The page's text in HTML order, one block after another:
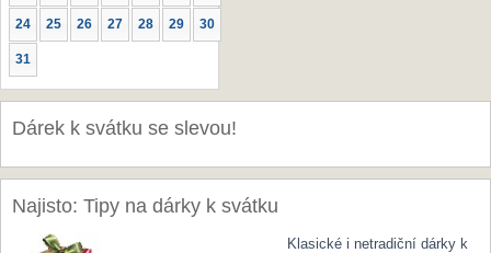
24 25 26 27 28 29 30
31
Dárek k svátku se slevou!
Najisto: Tipy na dárky k svátku
Klasické i netradiční dárky k